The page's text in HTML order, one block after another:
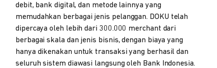
debit, bank digital, dan metode lainnya yang
memudahkan berbagai jenis pelanggan. DOKU telah
dipercaya oleh lebih dari 300.000 merchant dari
berbagai skala dan jenis bisnis, dengan biaya yang
hanya dikenakan untuk transaksi yang berhasil dan
seluruh sistem diawasi langsung oleh Bank Indonesia.